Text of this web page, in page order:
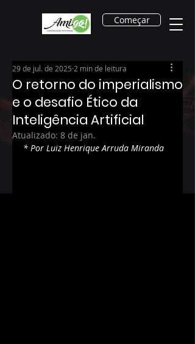
Começar
O retorno do imperialismo
e o desafio Ético da
Inteligência Artificial
29 de jul. de 2025 2 min de leitura
Atualizado: 8 de jan.
* Por Luiz Henrique Arruda Miranda